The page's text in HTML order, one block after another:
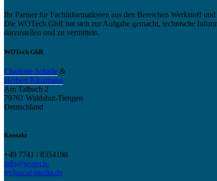
Ihr Partner für Fachinformationen aus den Bereichen Werkstoff
Die WOTech GbR hat sich zur Aufgabe gemacht, technische
darzustellen und zu vermitteln.
WOTech GbR
Charlotte Schade &
Herbert Käszmann
Am Talbach 2
79761 Waldshut-Tiengen
Deutschland
Kontakt
+49 7741 / 8354198
info@wotech-
technical-media.de